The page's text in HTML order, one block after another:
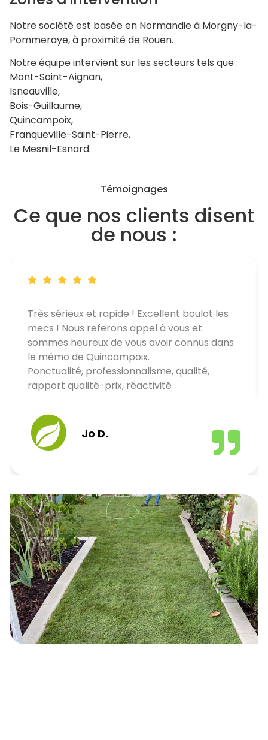
Notre société est basée en Normandie à Morgny-la-
Pommeraye, à proximité de Rouen.
Notre équipe intervient sur les secteurs tels que :
Mont-Saint-Aignan,
Isneauville,
Bois-Guillaume,
Quincampoix,
Franqueville-Saint-Pierre,
Le Mesnil-Esnard.
Témoignages
Ce que nos clients disent
de nous :
Très sérieux et rapide ! Excellent boulot les
mecs ! Nous referons appel à vous et
sommes heureux de vous avoir connus dans
le mémo de Quincampoix.
Ponctualité, professionnalisme, qualité,
rapport qualité-prix, réactivité
Jo D.